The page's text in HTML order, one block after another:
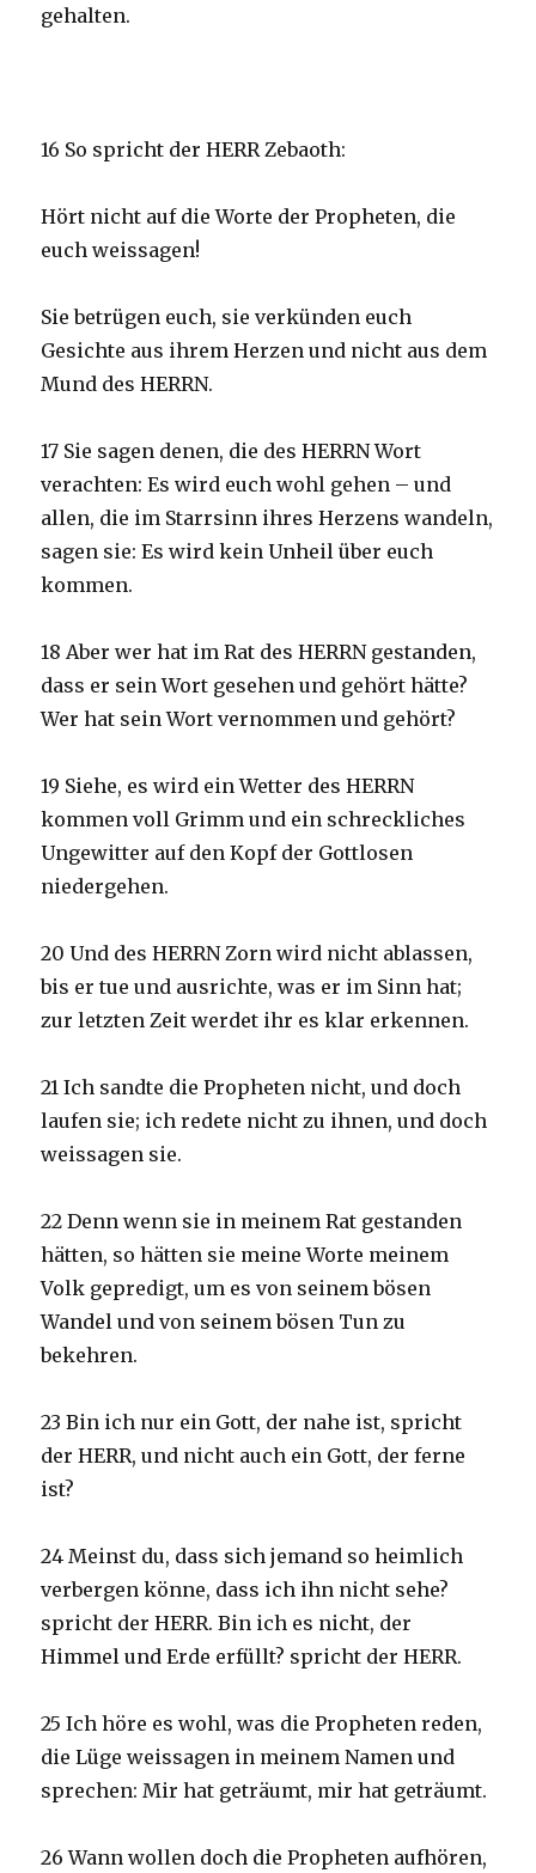
gehalten.
16 So spricht der HERR Zebaoth:
Hört nicht auf die Worte der Propheten, die
euch weissagen!
Sie betrügen euch, sie verkünden euch
Gesichte aus ihrem Herzen und nicht aus dem
Mund des HERRN.
17 Sie sagen denen, die des HERRN Wort
verachten: Es wird euch wohl gehen – und
allen, die im Starrsinn ihres Herzens wandeln,
sagen sie: Es wird kein Unheil über euch
kommen.
18 Aber wer hat im Rat des HERRN gestanden,
dass er sein Wort gesehen und gehört hätte?
Wer hat sein Wort vernommen und gehört?
19 Siehe, es wird ein Wetter des HERRN
kommen voll Grimm und ein schreckliches
Ungewitter auf den Kopf der Gottlosen
niedergehen.
20 Und des HERRN Zorn wird nicht ablassen,
bis er tue und ausrichte, was er im Sinn hat;
zur letzten Zeit werdet ihr es klar erkennen.
21 Ich sandte die Propheten nicht, und doch
laufen sie; ich redete nicht zu ihnen, und doch
weissagen sie.
22 Denn wenn sie in meinem Rat gestanden
hätten, so hätten sie meine Worte meinem
Volk gepredigt, um es von seinem bösen
Wandel und von seinem bösen Tun zu
bekehren.
23 Bin ich nur ein Gott, der nahe ist, spricht
der HERR, und nicht auch ein Gott, der ferne
ist?
24 Meinst du, dass sich jemand so heimlich
verbergen könne, dass ich ihn nicht sehe?
spricht der HERR. Bin ich es nicht, der
Himmel und Erde erfüllt? spricht der HERR.
25 Ich höre es wohl, was die Propheten reden,
die Lüge weissagen in meinem Namen und
sprechen: Mir hat geträumt, mir hat geträumt.
26 Wann wollen doch die Propheten aufhören,